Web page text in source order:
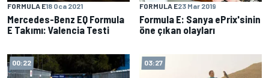
FORMULA E18 Oca 2021
Mercedes-Benz EQ Formula
E Takımı: Valencia Testi
FORMULA E23 Mar 2019
Formula E: Sanya ePrix'sinin
öne çıkan olayları
00:22 03:27